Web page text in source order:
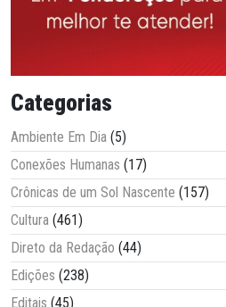
Categorias
Ambiente Em Dia (5)
Conexões Humanas (17)
Crônicas de um Sol Nascente (157)
Cultura (461)
Direto da Redação (44)
Edições (238)
Editais (45)